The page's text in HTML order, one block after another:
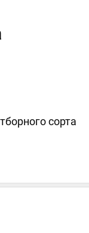
сорта